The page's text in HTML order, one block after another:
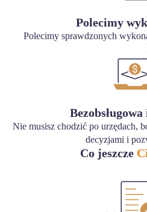
Polecimy
Polecimy sprawdzonych
Nie musisz chodzić po urzędach,
decyzjami i
Co jeszcze